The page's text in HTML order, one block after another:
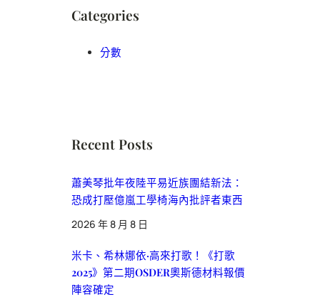
Categories
分數
Recent Posts
蕭美琴批年夜陸平易近族團結新法：
恐成打壓億嵐工學椅海內批評者東西
2026 年 8 月 8 日
米卡、希林娜依·高來打歌！《打歌
2025》第二期OSDER奧斯德材料報價
陣容確定